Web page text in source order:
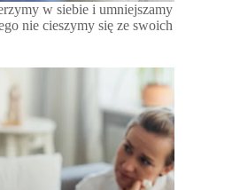
w siebie i umniejszamy
nie cieszymy się ze swoich